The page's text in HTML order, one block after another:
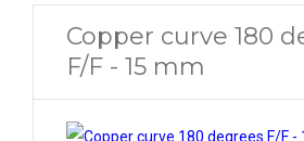
Copper curve 180
F/F - 15 mm